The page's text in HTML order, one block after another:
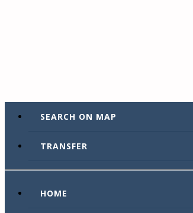
SEARCH ON MAP
TRANSFER
HOME